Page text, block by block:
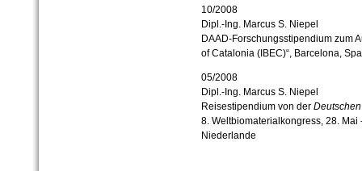
10/2008
Dipl.-Ing. Marcus S. Niepel
DAAD-Forschungsstipendium zum
of Catalonia (IBEC)“, Barcelona,
05/2008
Dipl.-Ing. Marcus S. Niepel
Reisestipendium von der
8. Weltbiomaterialkongress, 28. Mai
Niederlande